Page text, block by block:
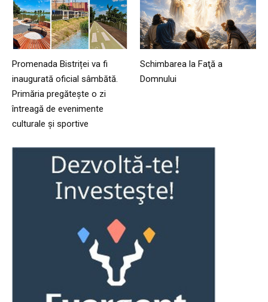
Promenada Bistriței va fi
inaugurată oficial sâmbătă.
Primăria pregătește o zi
întreagă de evenimente
culturale și sportive
Schimbarea la Faţă a
Domnului